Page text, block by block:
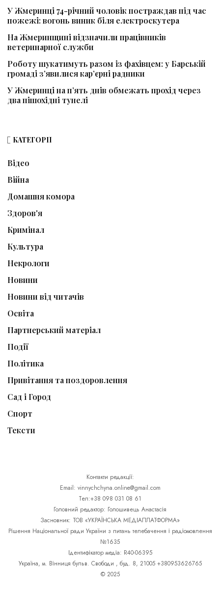
У Жмеринці 74-річний чоловік постраждав під час
пожежі: вогонь виник біля електроскутера
На Жмеринщині відзначили працівників
ветеринарної служби
Роботу шукатимуть разом із фахівцем: у Барській
громаді з’явилися кар’єрні радники
У Жмеринці на п’ять днів обмежать прохід через
два пішохідні тунелі
КАТЕГОРІЇ
Відео
Війна
Домашня комора
Здоров'я
Кримінал
Культура
Некрологи
Новини
Новини від читачів
Освіта
Партнерський матеріал
Події
Політика
Привітання та поздоровлення
Сад і Город
Спорт
Тексти
Контакти редакції:
Email: vinnychchyna.online@gmail.com
Тел:+38 098 031 08 61
Головний редактор: Голошивець Анастасія
Засновник: ТОВ «УКРАЇНСЬКА МЕДІАПЛАТФОРМА»
Рішення Національної ради України з питань телебачення і радіомовлення
№1635
Ідентифікатор медіа: R40-06395
Україна, м. Вінниця бульв. Свободи , буд. 8, 21005 +380953626765
© 2025